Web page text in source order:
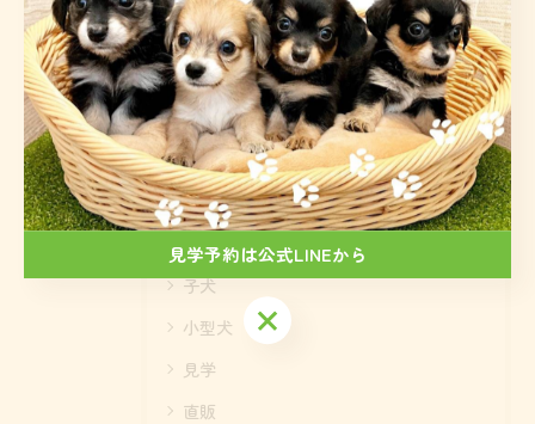
< 前のページ 一覧に戻る 次のページ >
カテゴリー Categories
全てのカテゴリー
子犬
小型犬
見学
直販
見学予約は公式LINEから
見学予約は公式LINEから